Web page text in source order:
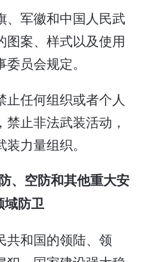
、军徽和中国人民武
图案、样式以及使用
员会规定。
任何组织或者个人
止非法武装活动，
力量组织。
、空防和其他重大安
域防卫
和国的领陆、领